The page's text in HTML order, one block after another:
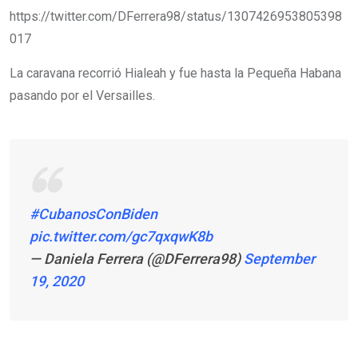
https://twitter.com/DFerrera98/status/1307426953805398
017
La caravana recorrió Hialeah y fue hasta la Pequeña Habana
pasando por el Versailles.
#CubanosConBiden
pic.twitter.com/gc7qxqwK8b
— Daniela Ferrera (@DFerrera98)September
19, 2020